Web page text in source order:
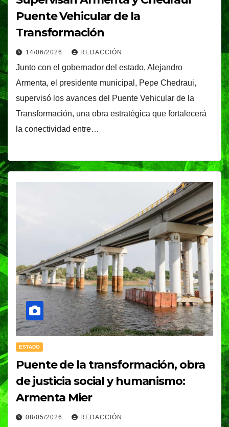
Puente Vehicular de la
Transformación
14/06/2026 REDACCIÓN
Junto con el gobernador del estado, Alejandro
Armenta, el presidente municipal, Pepe Chedraui,
supervisó los avances del Puente Vehicular de la
Transformación, una obra estratégica que fortalecerá
la conectividad entre…
ESTADO
Puente de la transformación, obra
de justicia social y humanismo:
Armenta Mier
08/05/2026 REDACCIÓN